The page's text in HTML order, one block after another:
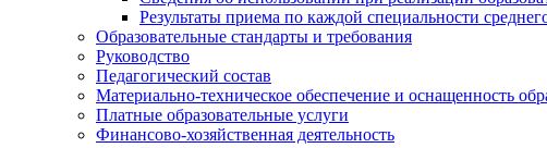
Результаты приема по каждой специальности
Образовательные стандарты и требования
Руководство
Педагогический состав
Материально-техническое обеспечение и оснащенность
Платные образовательные услуги
Финансово-хозяйственная деятельность